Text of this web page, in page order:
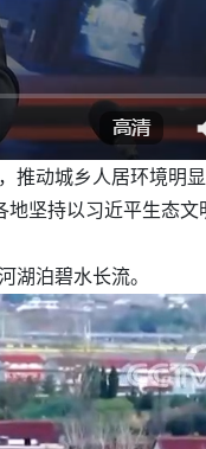
推动城乡人居环境明
地坚持以习近平生态
湖泊碧水长流。